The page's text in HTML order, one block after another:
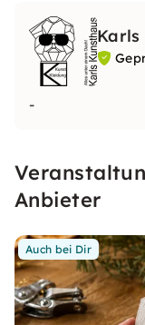
Karls
-
Anbieter
Auch bei Dir